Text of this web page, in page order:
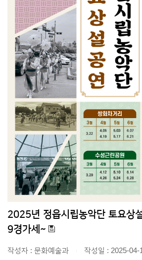
2025년 정읍시립농악단 토요상
9경가세~
작성자 : 문화예술과 작성일 : 2025-04-